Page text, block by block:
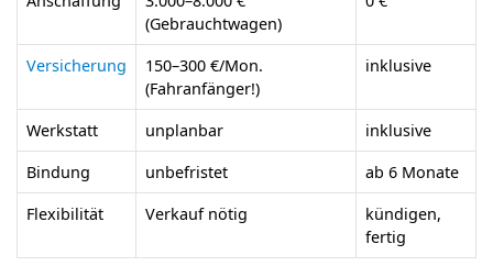
(Gebrauchtwagen)
Versicherung
150–300 €/Mon.
(Fahranfänger!)
inklusive
Werkstatt unplanbar
inklusive
Bindung
unbefristet
ab 6 Monate
Flexibilität
Verkauf nötig
kündigen,
fertig